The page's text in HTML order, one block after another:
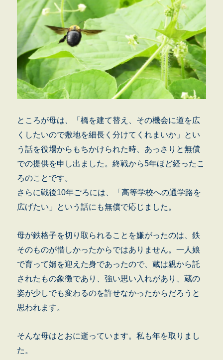
ところが母は、「橋を建て替え、その機会に道を広
くしたいので敷地を細長く分けてくれまいか」とい
う話を役場からもちかけられた時、あっさりと無償
での提供を申し出ました。終戦から5年ほど経ったこ
ろのことです。
さらに戦後10年ごろには、「高等学校への通学路を
広げたい」という話にも無償で応じました。
母が鉄格子を切り取られることを嫌がったのは、鉄
そのものが惜しかったからではありません。一人娘
で育って婿を迎えた身であったので、蔵は親から託
されたもの象徴であり、強い思い入れがあり、蔵の
姿が少しでも変わるのを許せなかったからだろうと
思われます。
そんな母はとおに逝っています。私も年を取りまし
た。